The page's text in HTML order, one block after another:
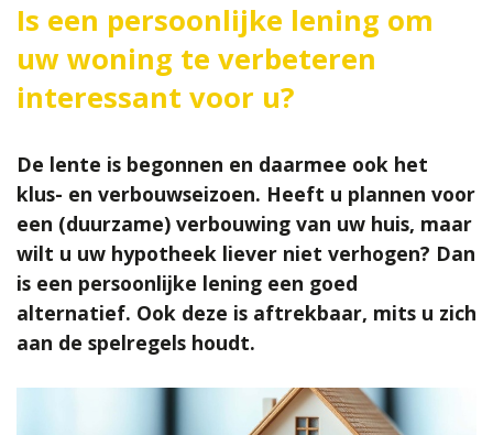
Is een persoonlijke lening om
uw woning te verbeteren
interessant voor u?
De lente is begonnen en daarmee ook het
klus- en verbouwseizoen. Heeft u plannen voor
een (duurzame) verbouwing van uw huis, maar
wilt u uw hypotheek liever niet verhogen? Dan
is een persoonlijke lening een goed
alternatief. Ook deze is aftrekbaar, mits u zich
aan de spelregels houdt.